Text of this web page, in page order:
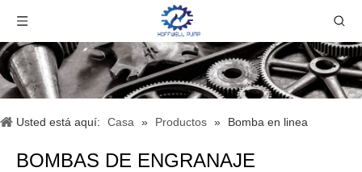
Usted está aquí: Casa » Productos » Bomba en linea
BOMBAS DE ENGRANAJE